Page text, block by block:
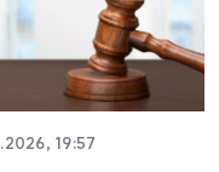
19:57